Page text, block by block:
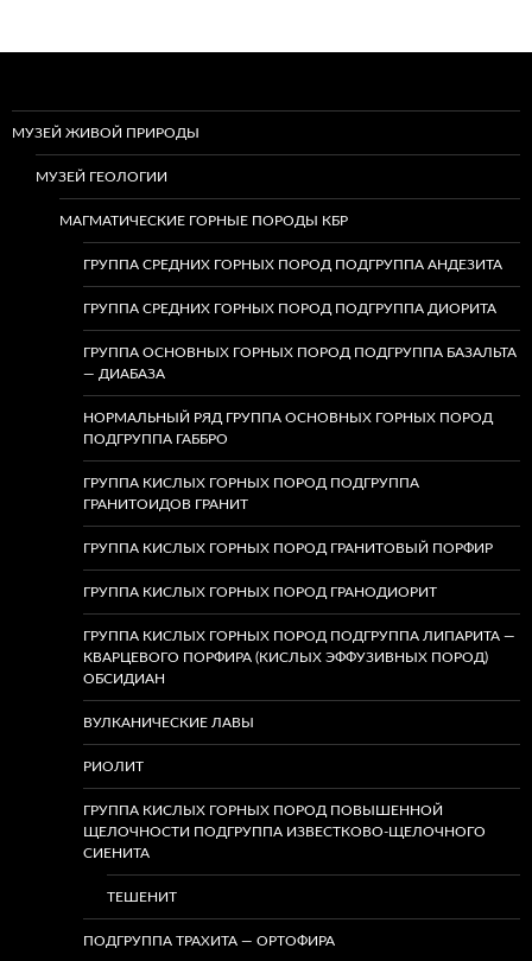
МУЗЕЙ ЖИВОЙ ПРИРОДЫ
МУЗЕЙ ГЕОЛОГИИ
МАГМАТИЧЕСКИЕ ГОРНЫЕ ПОРОДЫ КБР
ГРУППА СРЕДНИХ ГОРНЫХ ПОРОД ПОДГРУППА АНДЕЗИТА
ГРУППА СРЕДНИХ ГОРНЫХ ПОРОД ПОДГРУППА ДИОРИТА
ГРУППА ОСНОВНЫХ ГОРНЫХ ПОРОД ПОДГРУППА БАЗАЛЬТА
— ДИАБАЗА
НОРМАЛЬНЫЙ РЯД ГРУППА ОСНОВНЫХ ГОРНЫХ ПОРОД
ПОДГРУППА ГАББРО
ГРУППА КИСЛЫХ ГОРНЫХ ПОРОД ПОДГРУППА
ГРАНИТОИДОВ ГРАНИТ
ГРУППА КИСЛЫХ ГОРНЫХ ПОРОД ГРАНИТОВЫЙ ПОРФИР
ГРУППА КИСЛЫХ ГОРНЫХ ПОРОД ГРАНОДИОРИТ
ГРУППА КИСЛЫХ ГОРНЫХ ПОРОД ПОДГРУППА ЛИПАРИТА —
КВАРЦЕВОГО ПОРФИРА (КИСЛЫХ ЭФФУЗИВНЫХ ПОРОД)
ОБСИДИАН
ВУЛКАНИЧЕСКИЕ ЛАВЫ
РИОЛИТ
ГРУППА КИСЛЫХ ГОРНЫХ ПОРОД ПОВЫШЕННОЙ
ЩЕЛОЧНОСТИ ПОДГРУППА ИЗВЕСТКОВО-ЩЕЛОЧНОГО
СИЕНИТА
ТЕШЕНИТ
ПОДГРУППА ТРАХИТА — ОРТОФИРА